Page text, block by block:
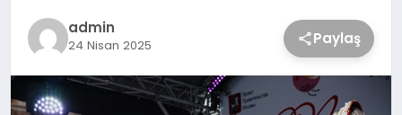
admin
24 Nisan 2025 Paylaş